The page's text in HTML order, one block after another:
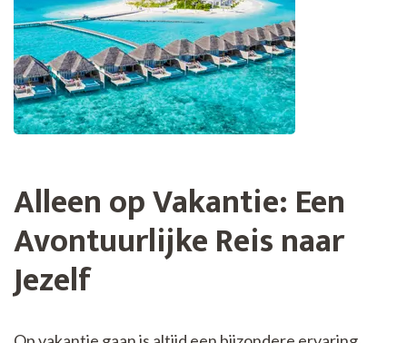
Alleen op Vakantie: Een
Avontuurlijke Reis naar
Jezelf